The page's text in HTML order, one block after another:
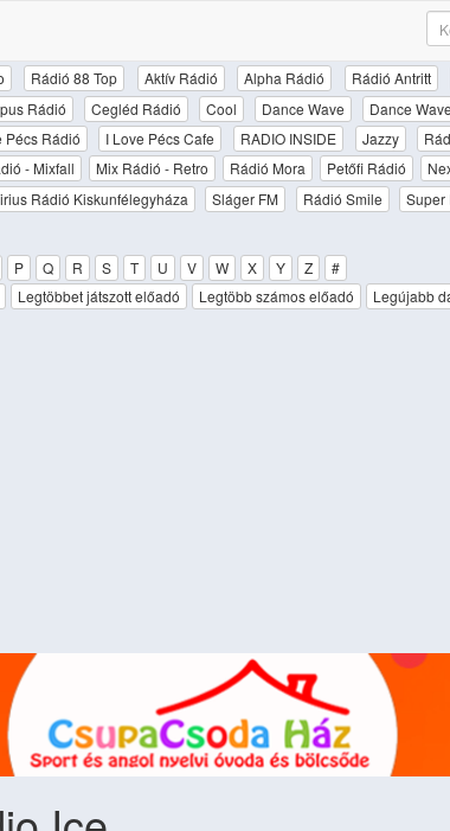
Rádió 88 Top Aktív Rádió Alpha Rádió Rádió Antritt
Rádió Cegléd Rádió Cool Dance Wave Dance
Pécs Rádió I Love Pécs Cafe RADIO INSIDE Jazzy
- Mixfall Mix Rádió - Retro Rádió Mora Petőfi Rádió
Rádió Kiskunfélegyháza Sláger FM Rádió Smile Super
P Q R S T U V W X Y Z
#
Legtöbbet játszott előadó Legtöbb számos előadó Legújabb